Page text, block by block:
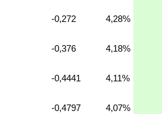
-0,272 4,28%
-0,376 4,18%
-0,4441 4,11%
-0,4797 4,07%